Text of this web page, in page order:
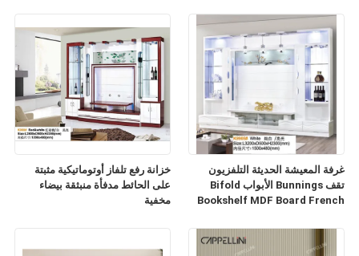
خزانة رفع تلفاز أوتوماتيكية مثبتة
على الحائط مدفأة منبثقة بيضاء
مخفية
غرفة المعيشة الحديثة التلفزيون
تقف Bunnings الأبواب Bifold
Bookshelf MDF Board French